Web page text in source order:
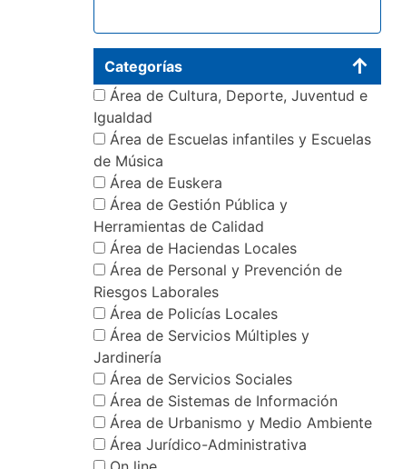
Categorías
Área de Cultura, Deporte, Juventud e
Igualdad
Área de Escuelas infantiles y Escuelas
de Música
Área de Euskera
Área de Gestión Pública y
Herramientas de Calidad
Área de Haciendas Locales
Área de Personal y Prevención de
Riesgos Laborales
Área de Policías Locales
Área de Servicios Múltiples y
Jardinería
Área de Servicios Sociales
Área de Sistemas de Información
Área de Urbanismo y Medio Ambiente
Área Jurídico-Administrativa